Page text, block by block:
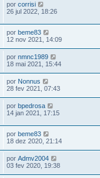
por corrisi
26 jul 2022, 18:26
por beme83
12 nov 2021, 14:09
por nmnc1989
18 mai 2021, 15:44
por Nonnus
28 fev 2021, 07:43
por bpedrosa
14 jan 2021, 17:15
por beme83
18 dez 2020, 21:14
por Admv2004
03 fev 2020, 19:38